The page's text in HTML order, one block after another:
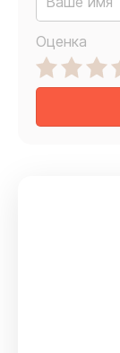
Оценка